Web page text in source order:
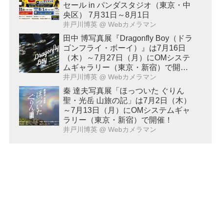
セール in パンダスタジオ（東京・中
央区） 7月31日～8月1日
井戸川博英 @ Webカメラマン
田中 博写真展『Dragonfly Boy（ドラ
ゴンフライ・ボーイ）』は7月16日
（木）～7月27日（月）にOMシステ
ムギャラリー（東京・新宿）で開
催！
井戸川博英 @ Webカメラマン
秦 達夫写真展「ほっついた ぐりん
聖・光岳 山旅の記」は7月2日（木）
～7月13日（月）にOMシステムギャ
ラリー（東京・新宿）で開催！
井戸川博英 @ Webカメラマン